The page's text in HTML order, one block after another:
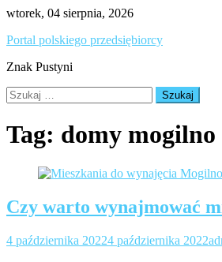
Skip
content
wtorek, 04 sierpnia, 2026
Portal polskiego przedsiębiorcy
Znak Pustyni
Szukaj:
Tag: domy mogilno
Czy warto wynajmować
4 października 20224 października 2022